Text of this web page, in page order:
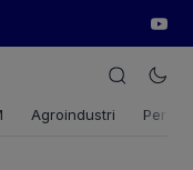
Agroindustri